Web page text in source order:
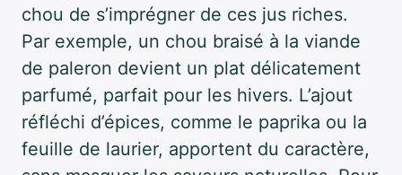
chou de s’imprégner de ces jus riches.
Par exemple, un chou braisé à la viande
de paleron devient un plat délicatement
parfumé, parfait pour les hivers. L’ajout
réfléchi d’épices, comme le paprika ou la
feuille de laurier, apportent du caractère,